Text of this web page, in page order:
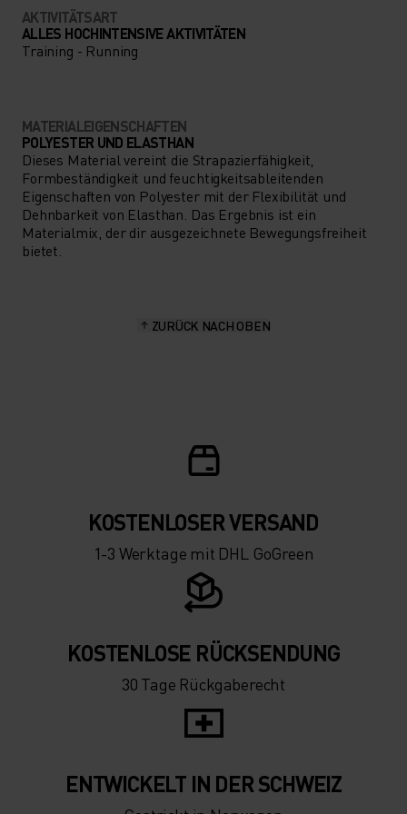
AKTIVITÄTSART
ALLES HOCHINTENSIVE AKTIVITÄTEN
Training - Running
MATERIALEIGENSCHAFTEN
POLYESTER UND ELASTHAN
Dieses Material vereint die Strapazierfähigkeit,
Formbeständigkeit und feuchtigkeitsableitenden
Eigenschaften von Polyester mit der Flexibilität und
Dehnbarkeit von Elasthan. Das Ergebnis ist ein
Materialmix, der dir ausgezeichnete Bewegungsfreiheit
bietet.
ZURÜCK NACH OBEN
KOSTENLOSER VERSAND
1-3 Werktage mit DHL GoGreen
KOSTENLOSE RÜCKSENDUNG
30 Tage Rückgaberecht
ENTWICKELT IN DER SCHWEIZ